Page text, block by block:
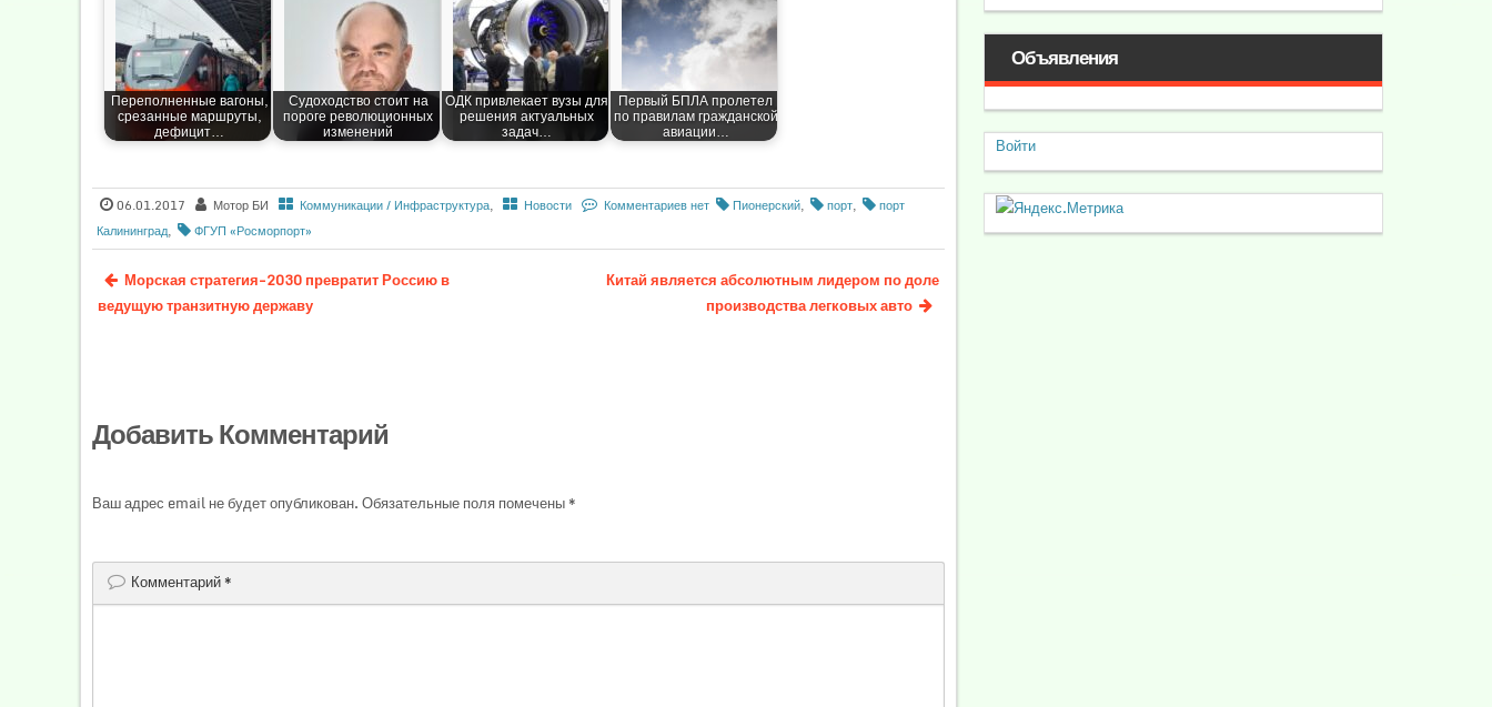
Переполненные вагоны,
срезанные маршруты,
дефицит…
Судоходство стоит на
пороге революционных
изменений
ОДК привлекает вузы для
решения актуальных
задач…
Первый БПЛА пролетел
по правилам гражданской
авиации…
06.01.2017 Мотор БИ Коммуникации / Инфраструктура, Новости Комментариев нет Пионерский, порт,
порт
Калининград, ФГУП «Росморпорт»
Морская стратегия-2030 превратит Россию в
ведущую транзитную державу
Китай является абсолютным лидером по доле
производства легковых авто
Добавить Комментарий
Ваш адрес email не будет опубликован.Обязательные поля помечены*
Комментарий*
Объявления
Войти